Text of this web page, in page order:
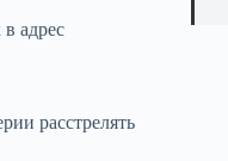
адрес
расстрелять